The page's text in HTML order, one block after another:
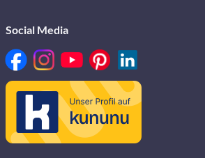
Social Media